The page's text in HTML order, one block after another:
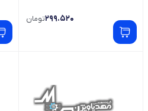
299.520تومان